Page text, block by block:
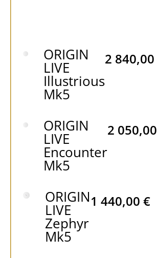
ORIGIN
LIVE
Illustrious
Mk5
2 840,00
ORIGIN
LIVE
Encounter
Mk5
2 050,00
ORIGIN
LIVE
Zephyr
Mk5
1 440,00€